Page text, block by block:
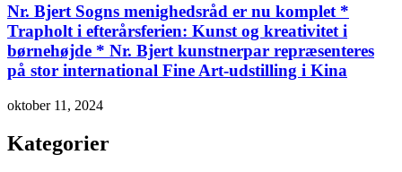
Nr. Bjert Sogns menighedsråd er nu komplet *
Trapholt i efterårsferien: Kunst og kreativitet i
børnehøjde * Nr. Bjert kunstnerpar repræsenteres
på stor international Fine Art-udstilling i Kina
oktober 11, 2024
Kategorier